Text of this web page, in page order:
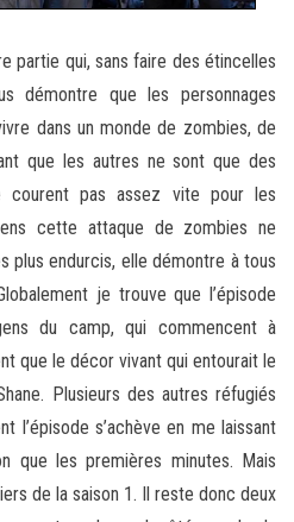
partie qui, sans faire des étincelles
démontre que les personnages
dans un monde de zombies, de
que les autres ne sont que des
courent pas assez vite pour les
cette attaque de zombies ne
plus endurcis, elle démontre à tous
je trouve que l’épisode
du camp, qui commencent à
que le décor vivant qui entourait le
Plusieurs des autres réfugiés
l’épisode s’achève en me laissant
que les premières minutes. Mais
de la saison 1. Il reste donc deux